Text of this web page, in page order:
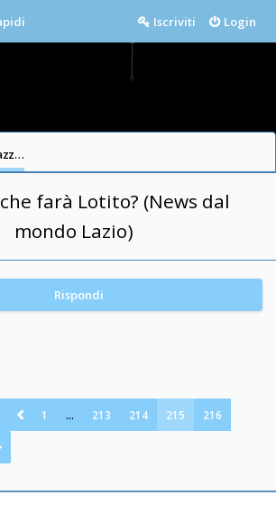
Login
Iscriviti
Piazza della Libertà
farà Lotito? (News dal
mondo Lazio)
Rispondi
1 … 213 214 215 216